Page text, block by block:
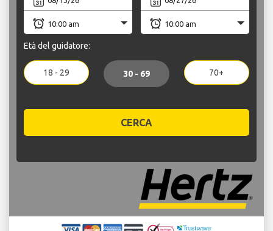
Età del guidatore:
18 - 29 30 - 69 70+
CERCA